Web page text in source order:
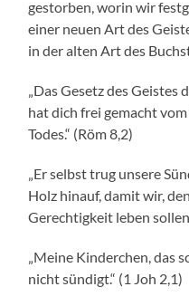
gestorben, worin wir
einer neuen Art des
in der alten Art des
„Das Gesetz des Geistes
hat dich frei gemacht
Todes.“ (Röm 8,2)
„Er selbst trug unsere
Holz hinauf, damit wir,
Gerechtigkeit leben
„Meine Kinderchen, das
nicht sündigt.“ (1 Joh 2,1)